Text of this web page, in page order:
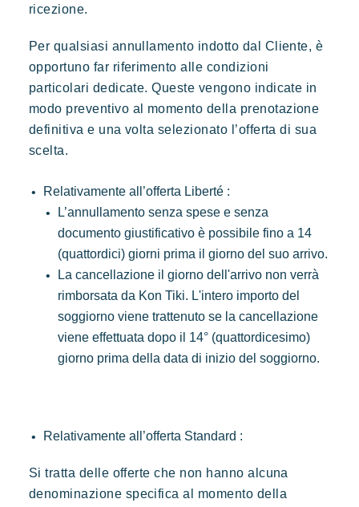
ricezione.
Per qualsiasi annullamento indotto dal Cliente, è
opportuno far riferimento alle condizioni
particolari dedicate. Queste vengono indicate in
modo preventivo al momento della prenotazione
definitiva e una volta selezionato l’offerta di sua
scelta.
Relativamente all’offerta Liberté :
L’annullamento senza spese e senza
documento giustificativo è possibile fino a 14
(quattordici) giorni prima il giorno del suo arrivo.
La cancellazione il giorno dell'arrivo non verrà
rimborsata da Kon Tiki. L'intero importo del
soggiorno viene trattenuto se la cancellazione
viene effettuata dopo il 14° (quattordicesimo)
giorno prima della data di inizio del soggiorno.
Relativamente all’offerta Standard :
Si tratta delle offerte che non hanno alcuna
denominazione specifica al momento della